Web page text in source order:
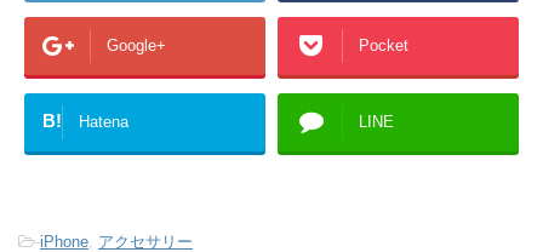
Google+ Pocket
B! Hatena LINE
-iPhone アクセサリー